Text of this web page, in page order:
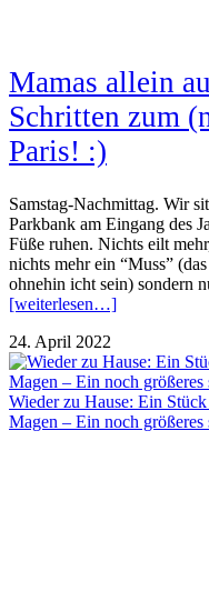
Mamas allein
Schritten zum
Paris! :)
Samstag-Nachmittag. Wir
Parkbank am Eingang des
Füße ruhen. Nichts eilt
nichts mehr ein “Muss”
ohnehin icht sein) sondern
[weiterlesen…]
24. April 2022
Wieder zu Hause: Ein
Magen – Ein noch